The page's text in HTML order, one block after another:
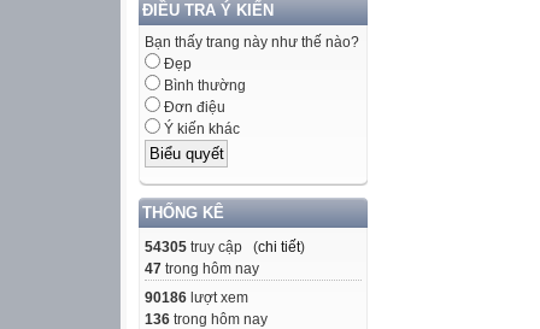
ĐIỀU TRA Ý KIẾN
Bạn thấy trang này như thế nào?
Đẹp
Bình thường
Đơn điệu
Ý kiến khác
THỐNG KÊ
54305 truy cập (chi tiết)
47 trong hôm nay
90186 lượt xem
136 trong hôm nay